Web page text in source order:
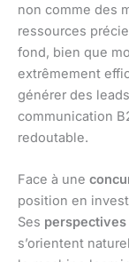
non comme des
ressources
fond, bien que
extrêmement
générer des
communication
redoutable.
Face à une
position en
Ses perspectives
s’orientent